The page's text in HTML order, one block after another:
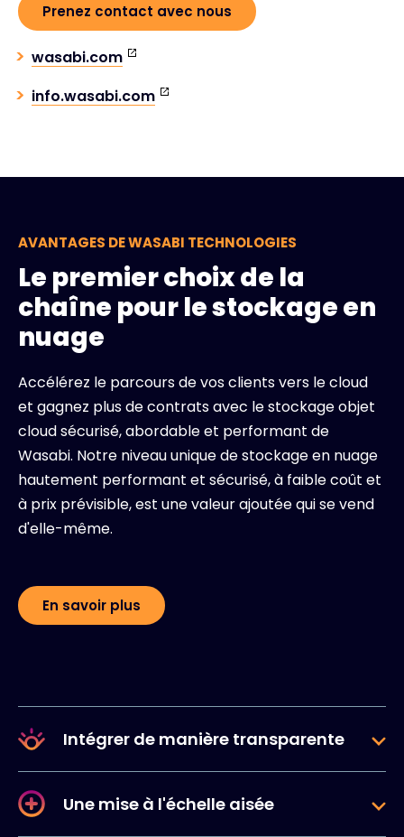
Prenez contact avec nous
wasabi.com
info.wasabi.com
AVANTAGES DE WASABI TECHNOLOGIES
Le premier choix de la
chaîne pour le stockage en
nuage
Accélérez le parcours de vos clients vers le cloud
et gagnez plus de contrats avec le stockage objet
cloud sécurisé, abordable et performant de
Wasabi. Notre niveau unique de stockage en nuage
hautement performant et sécurisé, à faible coût et
à prix prévisible, est une valeur ajoutée qui se vend
d'elle-même.
En savoir plus
Intégrer de manière transparente
Une mise à l'échelle aisée